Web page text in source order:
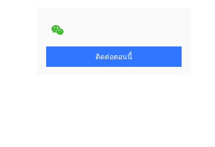
ติดต่อตอนนี้